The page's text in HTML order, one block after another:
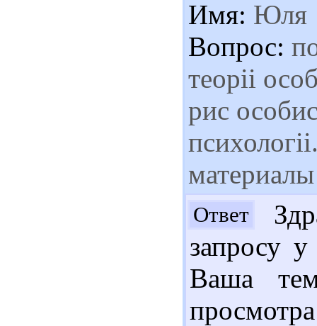
Имя: Юля
Вопрос:
теоріі
рис
Ответ
запросу
Ваша